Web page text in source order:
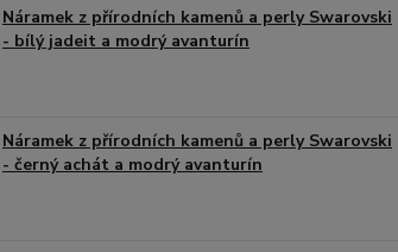
Náramek z přírodních kamenů a perly Swarovski
- bílý jadeit a modrý avanturín
Náramek z přírodních kamenů a perly Swarovski
- černý achát a modrý avanturín